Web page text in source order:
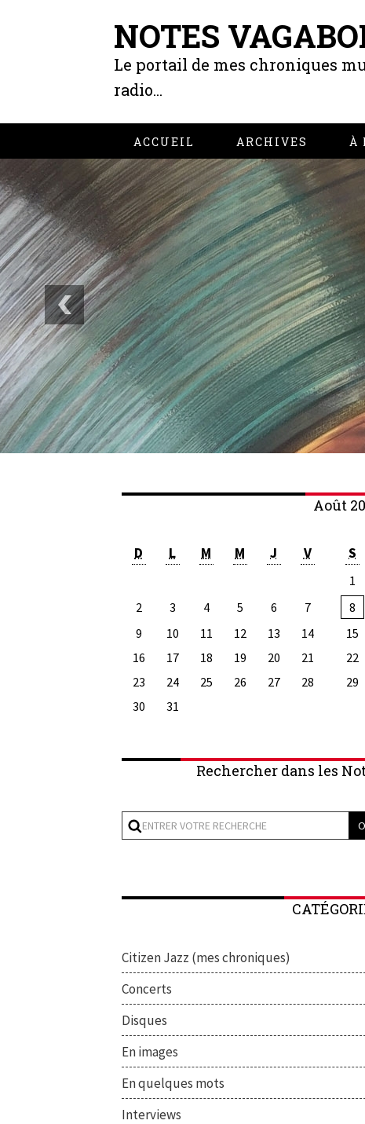
NOTES
Le portail de mes chroniques
radio...
ACCUEIL ARCHIVES À
Août
D L M M J V S
1
2
3 4 5 6 7
8
9
10 11 12 13 14
15
16
17 18 19 20 21
22
23
24 25 26 27 28
29
30
31
Rechercher dans les
Citizen Jazz (mes chroniques)
Concerts
Disques
En images
En quelques mots
Interviews